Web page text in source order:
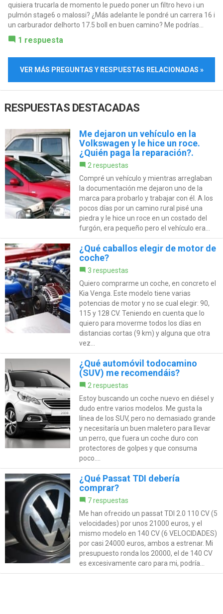
quisiera trucarla de momento le puedo poner un filtro hevo i un
pulmón stage6 o malossi? ¿Más adelante le pondré un carrera 16 i
un carburador delhorto 17.5 boll en buen camino? Me podrías...
1 respuesta
VER MÁS PREGUNTAS Y RESPUESTAS RELACIONADAS »
RESPUESTAS DESTACADAS
Me dejaron un vehículo en la
Volkswagen y le hice un roce.
¿Quién paga la reparación?.
2 respuestas
Compré un vehículo y mientras arreglaban
la documentación me dejaron uno de la
marca para probarlo y trabajar con él. A los
pocos días por un camino rural pisé una
piedra y le hice un roce en un costado del
furgón, era pequeño pero el vehículo era...
¿Qué caballos elegir de motor de
coche?
3 respuestas
Quiero comprarme un coche, en concreto el
Kia Venga. Este modelo tiene varias
potencias de motor y no se cual elegir: 90,
115 y 128 CV. Teniendo en cuenta que lo
quiero para moverme todos los días en
distancias cortas (9 km) y alguna que otra
vez...
¿Qué automóvil todocamino
(SUV) me recomendáis?
2 respuestas
Estoy buscando un coche nuevo en diésel y
dudo entre varios modelos. Me gusta la
línea de los SUV, pero no demasiado grande
y necesitaría un buen maletero para llevar
un perro, que fuera un coche duro con
protectores de golpes y que consuma
poco....
¿Qué Passat TDI debería
comprar?
7 respuestas
Me han ofrecido un passat TDI 2.0 110 CV (5
velocidades) por unos 21000 euros, y el
mismo modelo en 140 CV (6 VELOCIDADES)
por casi 24000 euros, ambos a estrenar. Mi
presupuesto ronda los 20000, el de 140 CV
es excesivamente caro para mi, podría...